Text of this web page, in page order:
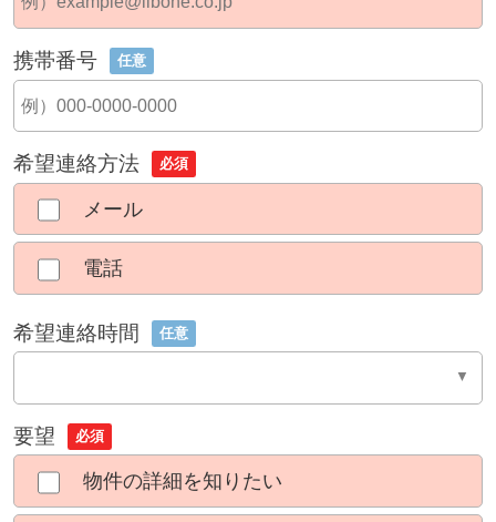
携帯番号 任意
希望連絡方法 必須
メール
電話
希望連絡時間 任意
要望 必須
物件の詳細を知りたい